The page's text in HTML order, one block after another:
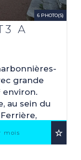
6 PHOTO(S)
A
mois
grande
environ.
au sein du